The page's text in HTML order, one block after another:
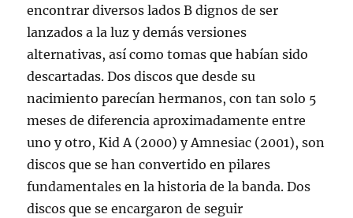
encontrar diversos lados B dignos de ser
lanzados a la luz y demás versiones
alternativas, así como tomas que habían sido
descartadas. Dos discos que desde su
nacimiento parecían hermanos, con tan solo 5
meses de diferencia aproximadamente entre
uno y otro, Kid A (2000) y Amnesiac (2001), son
discos que se han convertido en pilares
fundamentales en la historia de la banda. Dos
discos que se encargaron de seguir